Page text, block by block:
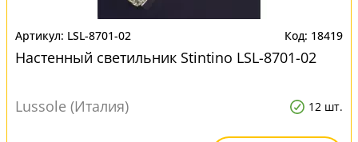
LSL-8701-02 18419
Настенный светильник Stintino LSL-8701-02
Lussole (Италия) 12 шт.